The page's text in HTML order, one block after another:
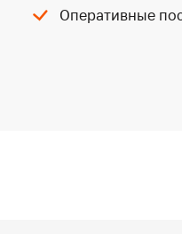
Оперативные